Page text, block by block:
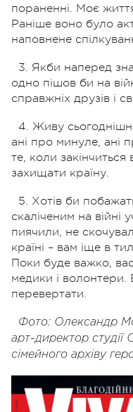
пораненні. Моє
Раніше воно було
наповнене
3. Якби наперед
одно пішов би на
справжніх друзів і
4. Живу
ані про минуле, ані
те, коли
захищати країну.
5. Хотів би
скаліченим на
пиячили, не
країні – вам іще в
Поки буде важко,
медики і волонтери.
перевертати.
Фото: Олександр
арт-директор
сімейного архіву